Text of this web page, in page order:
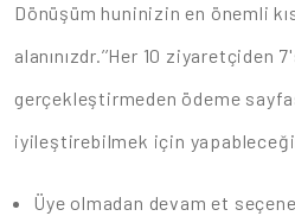
Dönüşüm huninizin en önemli
alanınızdr.’’Her 10 ziyaretçiden
gerçekleştirmeden ödeme
iyileştirebilmek için
Üye olmadan devam et